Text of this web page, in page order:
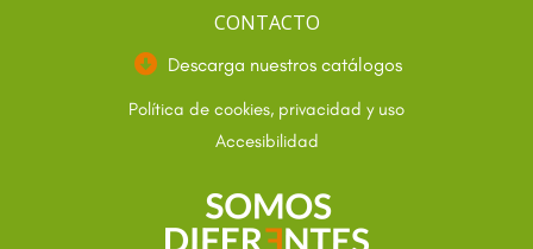
CONTACTO
Descarga nuestros catálogos
Política de cookies, privacidad y uso
Accesibilidad